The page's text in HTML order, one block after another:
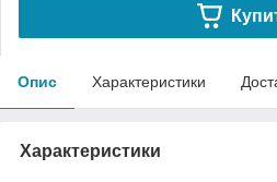
Опис Характеристики
Характеристики